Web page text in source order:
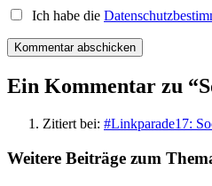
Ich habe die
Ein Kommentar zu “
Zitiert bei: #Linkparade17:
Weitere Beiträge zum